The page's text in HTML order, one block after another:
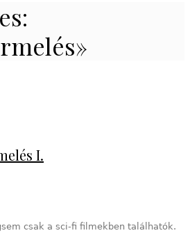
I.
csak a sci-fi filmekben találhatók.